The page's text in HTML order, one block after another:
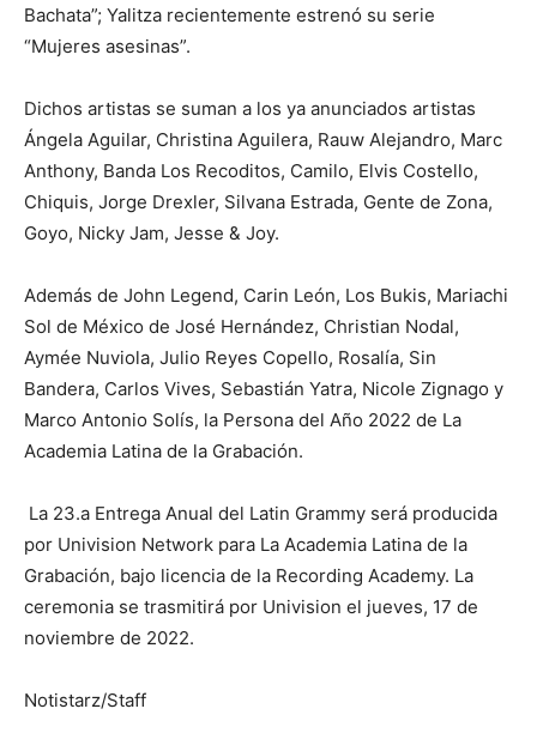
Bachata”; Yalitza recientemente estrenó su serie
“Mujeres asesinas”.
Dichos artistas se suman a los ya anunciados artistas
Ángela Aguilar, Christina Aguilera, Rauw Alejandro, Marc
Anthony, Banda Los Recoditos, Camilo, Elvis Costello,
Chiquis, Jorge Drexler, Silvana Estrada, Gente de Zona,
Goyo, Nicky Jam, Jesse & Joy.
Además de John Legend, Carin León, Los Bukis, Mariachi
Sol de México de José Hernández, Christian Nodal,
Aymée Nuviola, Julio Reyes Copello, Rosalía, Sin
Bandera, Carlos Vives, Sebastián Yatra, Nicole Zignago y
Marco Antonio Solís, la Persona del Año 2022 de La
Academia Latina de la Grabación.
La 23.a Entrega Anual del Latin Grammy será producida
por Univision Network para La Academia Latina de la
Grabación, bajo licencia de la Recording Academy. La
ceremonia se trasmitirá por Univision el jueves, 17 de
noviembre de 2022.
Notistarz/Staff